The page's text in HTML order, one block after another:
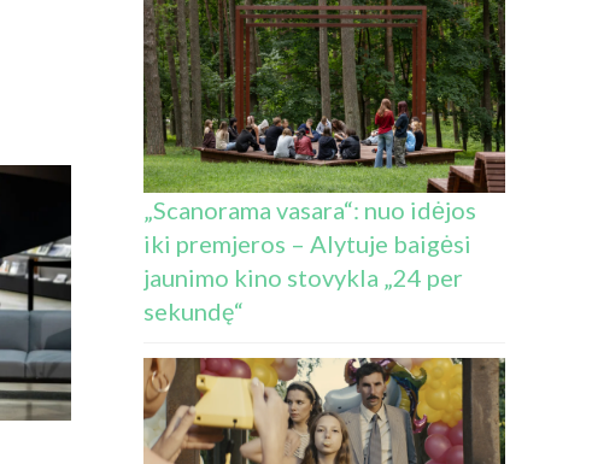
„Scanorama vasara“: nuo idėjos
iki premjeros – Alytuje baigėsi
jaunimo kino stovykla „24 per
sekundę“